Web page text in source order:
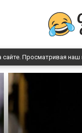
Просматривая